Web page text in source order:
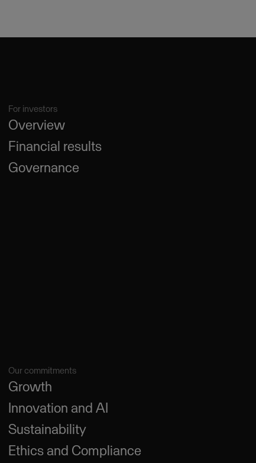
For investors
Overview
Financial results
Governance
Our commitments
Growth
Innovation and AI
Sustainability
Ethics and Compliance